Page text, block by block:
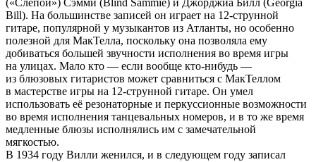
Bill). На большинстве записей он играет на 12-струнной
гитаре, популярной у музыкантов из Атланты, но особенно
полезной для МакТелла, поскольку она позволяла ему
добиваться большей звучности исполнения во время игры
на улицах. Мало кто — если вообще кто-нибудь —
из блюзовых гитаристов может сравниться с МакТеллом
в мастерстве игры на 12-струнной гитаре. Он умел
использовать её резонаторные и перкуссионные возможности
во время исполнения танцевальных номеров, и в то же время
медленные блюзы исполнялись им с замечательной
мягкостью.
В 1934 году Вилли женился, и в следующем году записал